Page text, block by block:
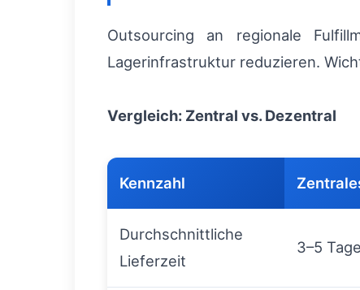
Outsourcing an regionale
Lagerinfrastruktur reduzieren.
Vergleich: Zentral vs. Dezentral
Kennzahl
Durchschnittliche
Lieferzeit
3–5 Tage